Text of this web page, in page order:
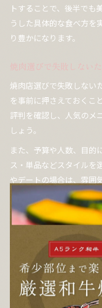
トすることで、後半でも
うした具体的な食べ方を
り豊かになります。
焼肉選びで失敗しない
焼肉店選びで失敗しない
を事前に押さえておくこ
評判を確認し、人気のメ
しょう。
また、予算や人数、目的
ス・単品などスタイルを
やデートの場合は、雰囲
さもチェックポイントに
例えば、山形や天童の焼
ったコースや、テーブル
用意されています。自分
肉体験をより満足度の